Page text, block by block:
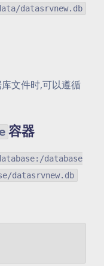
datasrvnew.db
文件时,可以遵循
容器
database